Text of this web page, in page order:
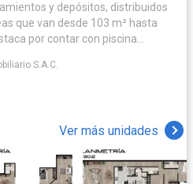
y depósitos, distribuidos
que van desde 103 m² hasta
por contar con piscina
con parrilla, ideal para el
S.A.C.
Ver más unidades